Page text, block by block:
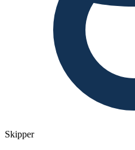
Skipper